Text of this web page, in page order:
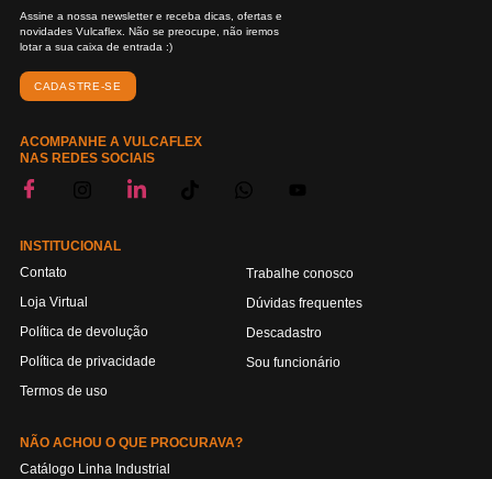
Assine a nossa newsletter e receba dicas, ofertas e
novidades Vulcaflex. Não se preocupe, não iremos
lotar a sua caixa de entrada :)
CADASTRE-SE
ACOMPANHE A VULCAFLEX
NAS REDES SOCIAIS
INSTITUCIONAL
Contato
Loja Virtual
Política de devolução
Política de privacidade
Termos de uso
Trabalhe conosco
Dúvidas frequentes
Descadastro
Sou funcionário
NÃO ACHOU O QUE PROCURAVA?
Catálogo Linha Industrial